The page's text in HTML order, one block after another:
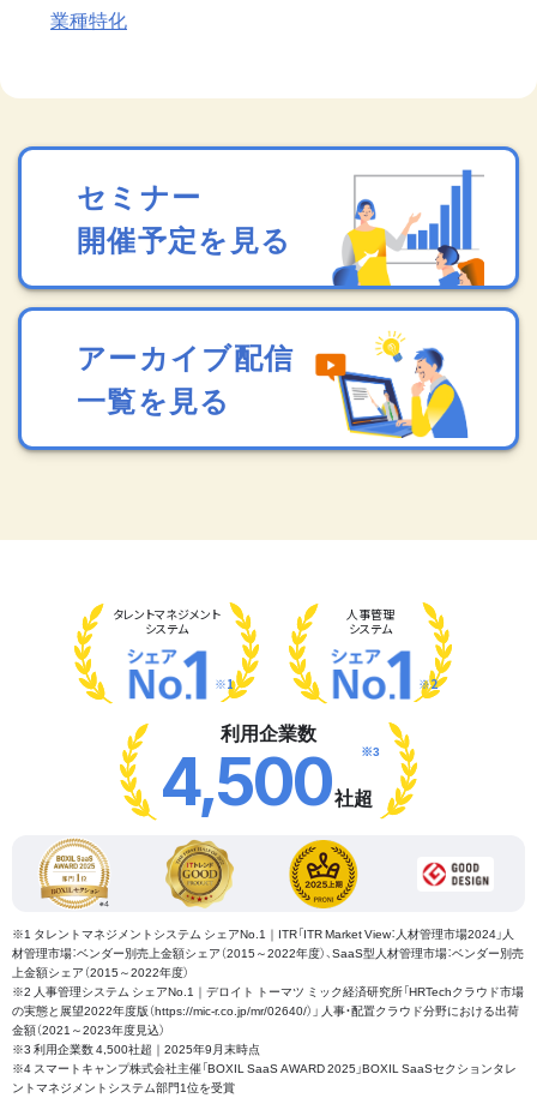
業種特化
セミナー
開催予定を見る
アーカイブ配信
一覧を見る
タレントマネジメント
システム
※1
人事管理
システム
※2
利用企業数
4,500社超
※3
※1 タレントマネジメントシステム シェアNo.1｜ITR「ITR Market View：人材管理市場2024」人
材管理市場：ベンダー別売上金額シェア（2015～2022年度）、SaaS型人材管理市場：ベンダー別売
上金額シェア（2015～2022年度）
※2 人事管理システム シェアNo.1｜デロイト トーマツ ミック経済研究所「HRTechクラウド市場
の実態と展望2022年度版（https://mic-r.co.jp/mr/02640/）」 人事・配置クラウド分野における出荷
金額（2021～2023年度見込）
※3 利用企業数 4,500社超｜2025年9月末時点
※4 スマートキャンプ株式会社主催「BOXIL SaaS AWARD 2025」BOXIL SaaSセクションタレ
ントマネジメントシステム部門1位を受賞